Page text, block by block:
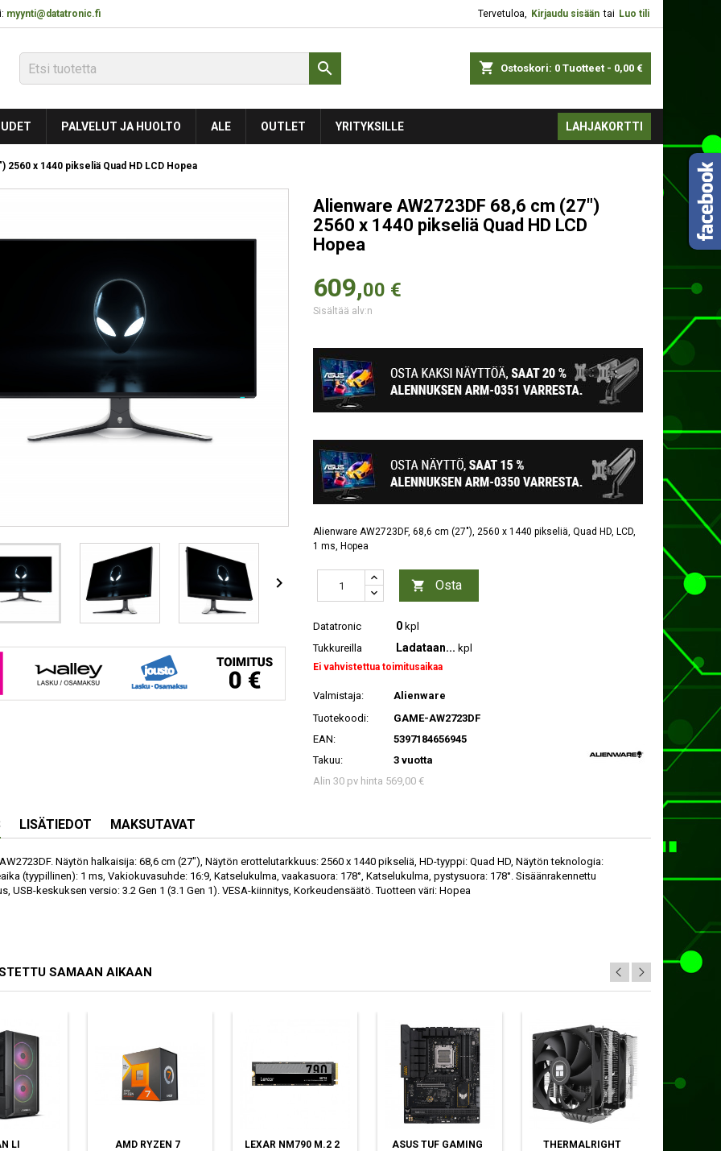
myynti@datatronic.fi Tervetuloa, Kirjaudu sisään tai Luo tili
shopping_cart Ostoskori: 0 Tuotteet - 0,00 €

PALVELUT JA HUOLTO ALE OUTLET YRITYKSILLE LAHJAKORTTI
2560 x 1440 pikseliä Quad HD LCD Hopea

Alienware AW2723DF 68,6 cm (27")
2560 x 1440 pikseliä Quad HD LCD
Hopea
609,00 €
Sisältää alv:n
Alienware AW2723DF, 68,6 cm (27"), 2560 x 1440 pikseliä, Quad HD, LCD,
1 ms, Hopea
 Osta
Datatronic 0 kpl
Tukkureilla
Ladataan... kpl
Ei vahvistettua toimitusaikaa
Valmistaja:
Alienware
Tuotekoodi:
GAME-AW2723DF
EAN:
5397184656945
Takuu:
3 vuotta
Alin 30 pv hinta 569,00 €
LISÄTIEDOT MAKSUTAVAT
Näytön halkaisija: 68,6 cm (27"), Näytön erottelutarkkuus: 2560 x 1440 pikseliä, HD-tyyppi: Quad HD, Näytön teknologia:
(tyypillinen): 1 ms, Vakiokuvasuhde: 16:9, Katselukulma, vaakasuora: 178°, Katselukulma, pystysuora: 178°. Sisäänrakennettu
USB-keskuksen versio: 3.2 Gen 1 (3.1 Gen 1). VESA-kiinnitys, Korkeudensäätö. Tuotteen väri: Hopea
SAMAAN AIKAAN
LI
AMD RYZEN 7
LEXAR NM790 M.2 2
ASUS TUF GAMING
THERMALRIGHT